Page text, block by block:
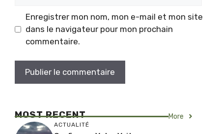
Enregistrer mon nom, mon e-mail et mon site
dans le navigateur pour mon prochain
commentaire.
MOST RECENT More
ACTUALITÉ